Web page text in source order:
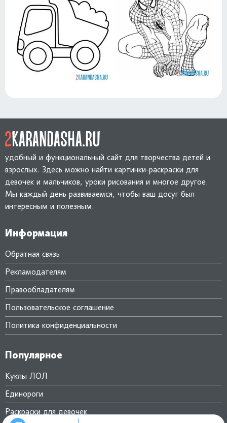
удобный и функциональный сайт для творчества детей и
взрослых. Здесь можно найти картинки-раскраски для
девочек и мальчиков, уроки рисования и многое другое.
Мы каждый день развиваемся, чтобы ваш досуг был
интересным и полезным.
Информация
Обратная связь
Рекламодателям
Правообладателям
Пользовательское соглашение
Политика конфиденциальности
Популярное
Куклы ЛОЛ
Единороги
Раскраски для девочек